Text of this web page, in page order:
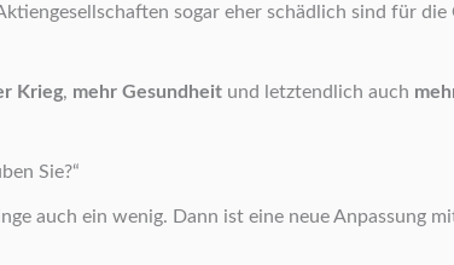
sogar eher schädlich sind für
Krieg, mehr Gesundheit und letztendlich auch
Sie?“
auch ein wenig. Dann ist eine neue Anpassung